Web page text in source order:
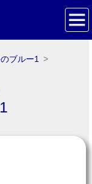
ブルー1